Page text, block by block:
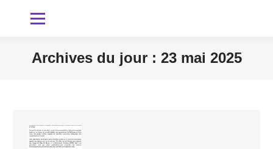
Archives du jour : 23 mai 2025